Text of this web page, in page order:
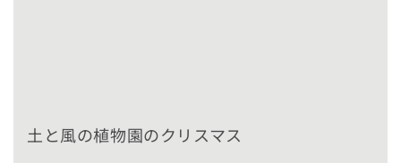
土と風の植物園のクリスマス